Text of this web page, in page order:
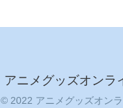
アニメグッズオンラ
© 2022 アニメグッズオン